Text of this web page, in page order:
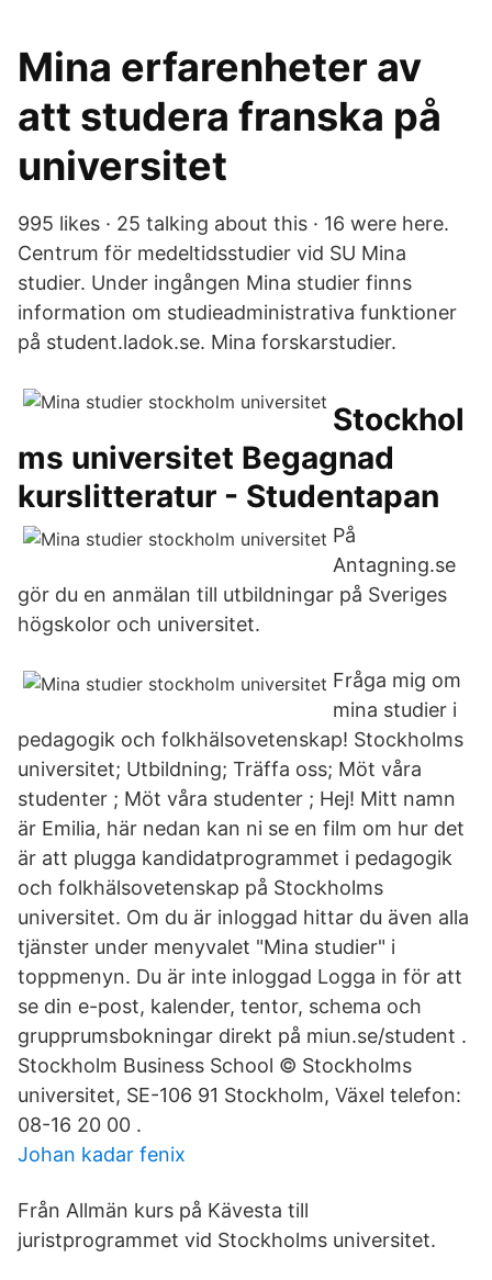
Mina erfarenheter av
att studera franska på
universitet
995 likes · 25 talking about this · 16 were here.
Centrum för medeltidsstudier vid SU Mina
studier. Under ingången Mina studier finns
information om studieadministrativa funktioner
på student.ladok.se. Mina forskarstudier.
Stockhol
ms universitet Begagnad
kurslitteratur - Studentapan
På
Antagning.se
gör du en anmälan till utbildningar på Sveriges
högskolor och universitet.
Fråga mig om
mina studier i
pedagogik och folkhälsovetenskap! Stockholms
universitet; Utbildning; Träffa oss; Möt våra
studenter ; Möt våra studenter ; Hej! Mitt namn
är Emilia, här nedan kan ni se en film om hur det
är att plugga kandidatprogrammet i pedagogik
och folkhälsovetenskap på Stockholms
universitet. Om du är inloggad hittar du även alla
tjänster under menyvalet "Mina studier" i
toppmenyn. Du är inte inloggad Logga in för att
se din e-post, kalender, tentor, schema och
grupprumsbokningar direkt på miun.se/student .
Stockholm Business School © Stockholms
universitet, SE-106 91 Stockholm, Växel telefon:
08-16 20 00 .
Johan kadar fenix
Från Allmän kurs på Kävesta till
juristprogrammet vid Stockholms universitet.